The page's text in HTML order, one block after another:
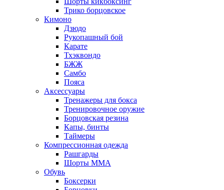
Трико борцовское
Кимоно
Дзюдо
Рукопашный бой
Карате
Тхэквондо
БЖЖ
Самбо
Пояса
Аксессуары
Тренажеры для бокса
Тренировочное оружие
Борцовская резина
Капы, бинты
Таймеры
Компрессионная одежда
Рашгарды
Шорты MMA
Обувь
Боксерки